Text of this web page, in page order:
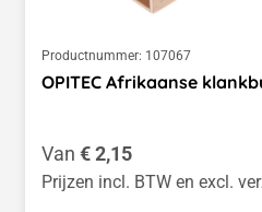
Productnummer: 107067
OPITEC Afrikaanse
Normale prijs:
Van € 2,15
Prijzen incl. BTW en excl.